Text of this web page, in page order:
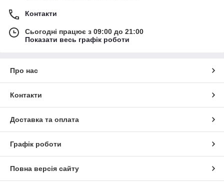
Контакти
Сьогодні працює з 09:00 до 21:00
Показати весь графік роботи
Про нас
Контакти
Доставка та оплата
Графік роботи
Повна версія сайту